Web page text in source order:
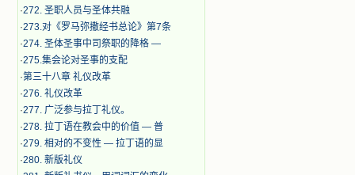
·272. 圣职人员与圣体共融
·273.对《罗马弥撒经书总论》第7条
·274. 圣体圣事中司祭职的降格 —
·275.集会论对圣事的支配
·第三十八章 礼仪改革
·276. 礼仪改革
·277. 广泛参与拉丁礼仪。
·278. 拉丁语在教会中的价值 — 普
·279. 相对的不变性 — 拉丁语的显
·280. 新版礼仪